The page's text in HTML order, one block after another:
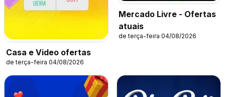
Casa e Video ofertas
de terça-feira 04/08/2026
Mercado Livre - Ofertas
atuais
de terça-feira 04/08/2026